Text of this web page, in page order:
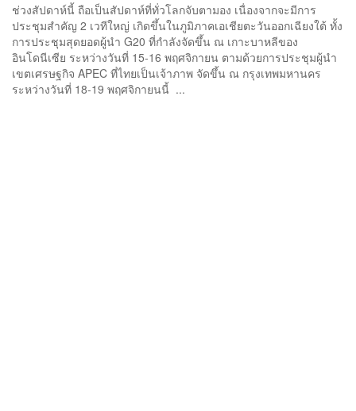
ช่วงสัปดาห์นี้ ถือเป็นสัปดาห์ที่ทั่วโลกจับตามอง เนื่องจากจะมีการ
ประชุมสำคัญ 2 เวทีใหญ่ เกิดขึ้นในภูมิภาคเอเชียตะวันออกเฉียงใต้ ทั้ง
การประชุมสุดยอดผู้นำ G20 ที่กำลังจัดขึ้น ณ เกาะบาหลีของ
อินโดนีเซีย ระหว่างวันที่ 15-16 พฤศจิกายน ตามด้วยการประชุมผู้นำ
เขตเศรษฐกิจ APEC ที่ไทยเป็นเจ้าภาพ จัดขึ้น ณ กรุงเทพมหานคร
ระหว่างวันที่ 18-19 พฤศจิกายนนี้ ...